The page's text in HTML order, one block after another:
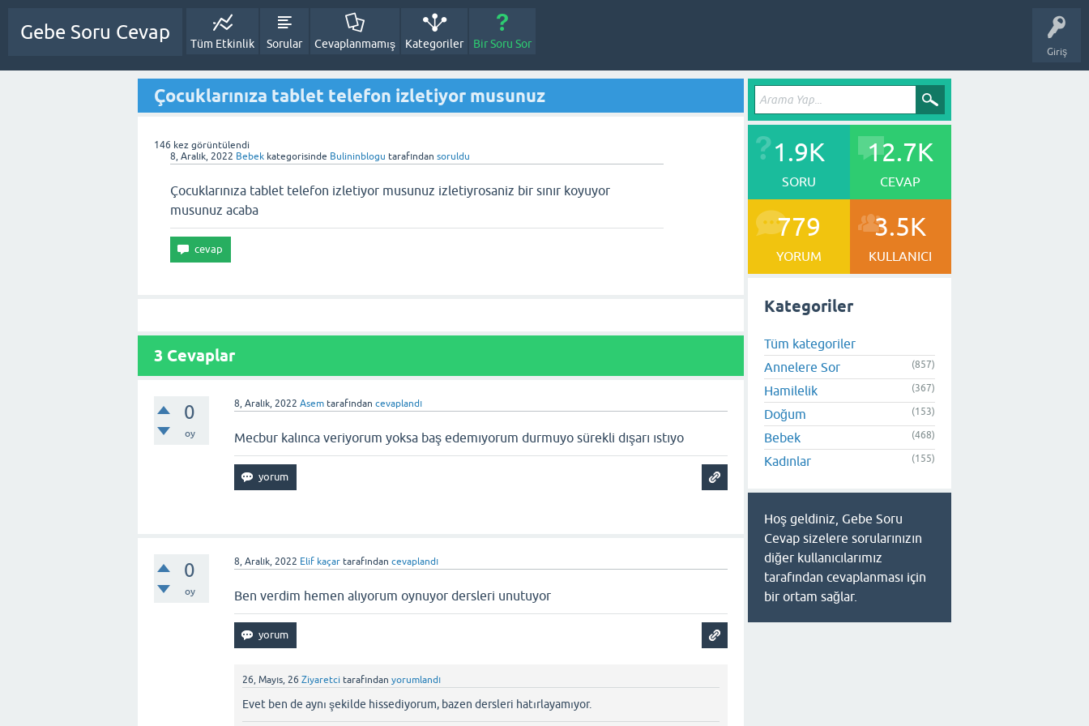
Giriş
Gebe Soru Cevap
Tüm Etkinlik Sorular Cevaplanmamış Kategoriler Bir Soru Sor
Çocuklarınıza tablet telefon izletiyor musunuz
146 kez görüntülendi
8, Aralık, 2022 Bebek kategorisinde Bulininblogu tarafından soruldu
Çocuklarınıza tablet telefon izletiyor musunuz izletiyrosaniz bir sınır koyuyor
musunuz acaba
3 Cevaplar
0
oy
8, Aralık, 2022 Asem tarafından cevaplandı
Mecbur kalınca veriyorum yoksa baş edemıyorum durmuyo sürekli dışarı ıstıyo
0
oy
8, Aralık, 2022 Elif kaçar tarafından cevaplandı
Ben verdim hemen alıyorum oynuyor dersleri unutuyor
26, Mayıs, 26 Ziyaretci tarafından yorumlandı
Evet ben de aynı şekilde hissediyorum, bazen dersleri hatırlayamıyor.
1.9K
SORU
12.7K
CEVAP
779
YORUM
3.5K
KULLANICI
Kategoriler
Tüm kategoriler
Annelere Sor
(857)
Hamilelik (367)
Doğum (153)
Bebek (468)
Kadınlar (155)
Hoş geldiniz, Gebe Soru
Cevap sizelere sorularınızın
diğer kullanıcılarımız
tarafından cevaplanması için
bir ortam sağlar.